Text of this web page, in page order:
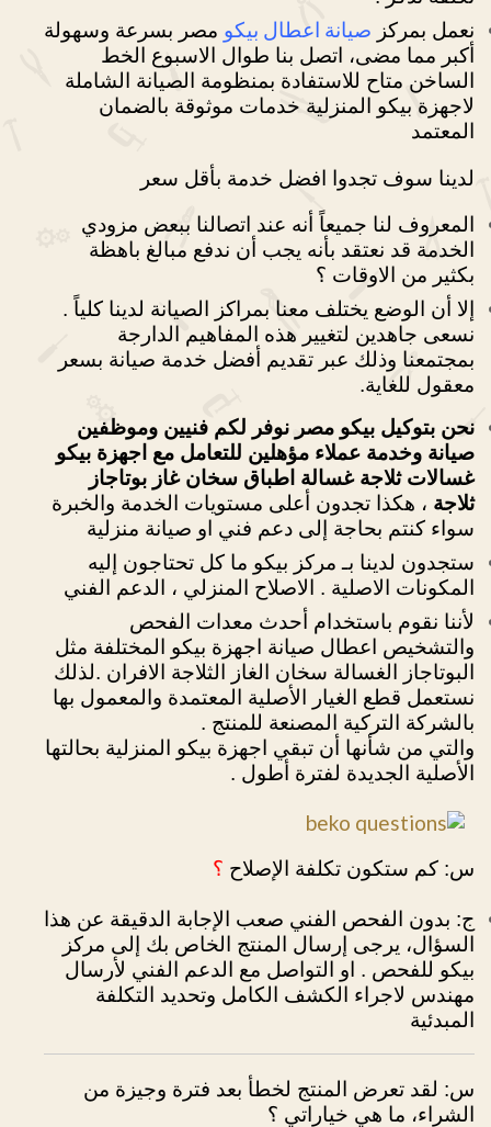
نعمل بمركز صيانة اعطال بيكو مصر بسرعة وسهولة
أكبر مما مضى، اتصل بنا طوال الاسبوع الخط
الساخن متاح للاستفادة بمنظومة الصيانة الشاملة
لاجهزة بيكو المنزلية خدمات موثوقة بالضمان
المعتمد
لدينا سوف تجدوا افضل خدمة بأقل سعر
المعروف لنا جميعاً أنه عند اتصالنا ببعض مزودي
الخدمة قد نعتقد بأنه يجب أن ندفع مبالغ باهظة
بكثير من الاوقات ؟
إلا أن الوضع يختلف معنا بمراكز الصيانة لدينا كلياً .
نسعى جاهدين لتغيير هذه المفاهيم الدارجة
بمجتمعنا وذلك عبر تقديم أفضل خدمة صيانة بسعر
معقول للغاية.
نحن بتوكيل بيكو مصر نوفر لكم فنيين وموظفين
صيانة وخدمة عملاء مؤهلين للتعامل مع اجهزة بيكو
غسالات ثلاجة غسالة اطباق سخان غاز بوتاجاز
ثلاجة ، هكذا تجدون أعلى مستويات الخدمة والخبرة
سواء كنتم بحاجة إلى دعم فني او صيانة منزلية
ستجدون لدينا بـ مركز بيكو ما كل تحتاجون إليه
المكونات الاصلية . الاصلاح المنزلي ، الدعم الفني
لأننا نقوم باستخدام أحدث معدات الفحص
والتشخيص اعطال صيانة اجهزة بيكو المختلفة مثل
البوتاجاز الغسالة سخان الغاز الثلاجة الافران .لذلك
نستعمل قطع الغيار الأصلية المعتمدة والمعمول بها
بالشركة التركية المصنعة للمنتج .
والتي من شأنها أن تبقي اجهزة بيكو المنزلية بحالتها
الأصلية الجديدة لفترة أطول .
س: كم ستكون تكلفة الإصلاح ؟
ج: بدون الفحص الفني صعب الإجابة الدقيقة عن هذا
السؤال، يرجى إرسال المنتج الخاص بك إلى مركز
بيكو للفحص . او التواصل مع الدعم الفني لأرسال
مهندس لاجراء الكشف الكامل وتحديد التكلفة
المبدئية
س: لقد تعرض المنتج لخطأ بعد فترة وجيزة من
الشراء، ما هي خياراتي ؟